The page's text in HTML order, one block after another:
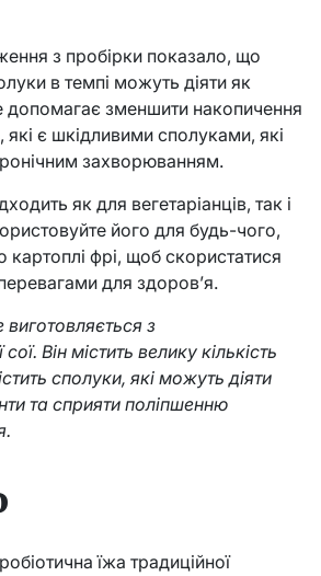
з пробірки показало, що
в темпі можуть діяти як
допомагає зменшити накопичення
які є шкідливими сполуками, які
захворюванням.
як для вегетаріанців, так і
його для будь-чого,
картоплі фрі, щоб скористатися
для здоров’я.
виготовляється з
Він містить велику кількість
сполуки, які можуть діяти
та сприяти поліпшенню
їжа традиційної